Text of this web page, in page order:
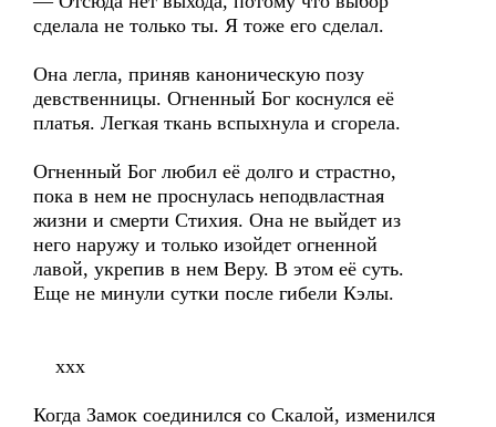
сделала не только ты. Я тоже его сделал.
Она легла, приняв каноническую позу
девственницы. Огненный Бог коснулся её
платья. Легкая ткань вспыхнула и сгорела.
Огненный Бог любил её долго и страстно,
пока в нем не проснулась неподвластная
жизни и смерти Стихия. Она не выйдет из
него наружу и только изойдет огненной
лавой, укрепив в нем Веру. В этом её суть.
Еще не минули сутки после гибели Кэлы.
xxx
Когда Замок соединился со Скалой, изменился